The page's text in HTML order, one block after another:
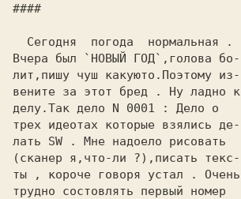
####
  Сегодня  погода  нормальная .
Вчера был ` НОВЫЙ ГОД`,голова бо-
лит,пишу чуш какуюто.Поэтому из-
вените за этот бред . Ну ладно к
делу.Так дело N 0001 : Дело о
трех идеотax которые взялись де-
лать SW . Мне надоело рисовать
(сканер я,что-ли ?),писать текс-
ты , короче говоря устал . Очень
трудно состовлять первый номер